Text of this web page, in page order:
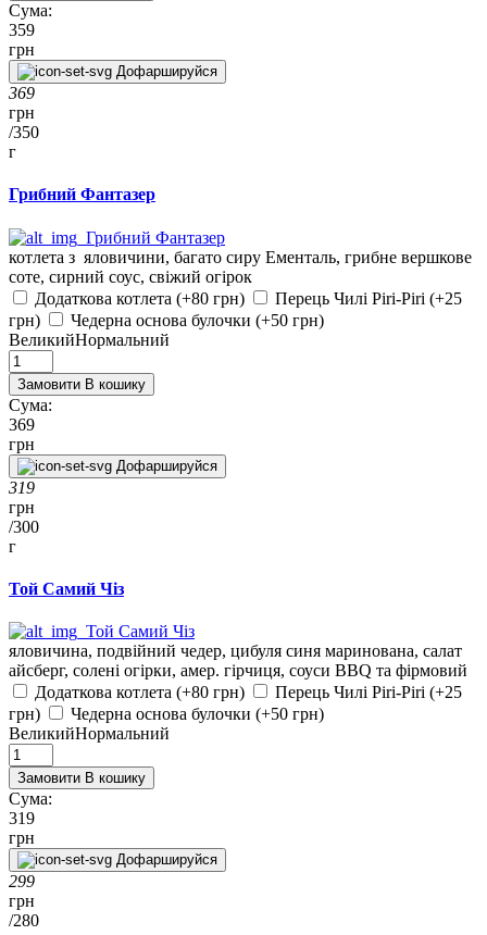
Сума:
359
грн
Дофаршируйся
369
грн
/350
г
Грибний Фантазер
котлета з яловичини, багато сиру Ементаль, грибне вершкове
соте, сирний соус, свіжий огірок
Додаткова котлета (+80 грн)
Перець Чилі Piri-Piri (+25
грн)
Чедерна основа булочки (+50 грн)
ВеликийНормальний
Замовити В кошику
Сума:
369
грн
Дофаршируйся
319
грн
/300
г
Той Самий Чіз
яловичина, подвійний чедер, цибуля синя маринована, салат
айсберг, солені огірки, амер. гірчиця, соуси BBQ та фірмовий
Додаткова котлета (+80 грн)
Перець Чилі Piri-Piri (+25
грн)
Чедерна основа булочки (+50 грн)
ВеликийНормальний
Замовити В кошику
Сума:
319
грн
Дофаршируйся
299
грн
/280